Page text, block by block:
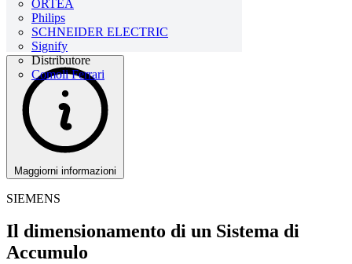
ORTEA
Philips
SCHNEIDER ELECTRIC
Signify
Distributore
Comoli Ferrari
Maggiorni informazioni
SIEMENS
Il dimensionamento di un Sistema di
Accumulo